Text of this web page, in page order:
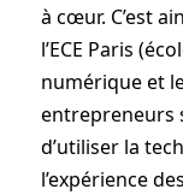
à cœur. C’est
l’ECE Paris
numérique et
entrepreneurs
d’utiliser la
l’expérience